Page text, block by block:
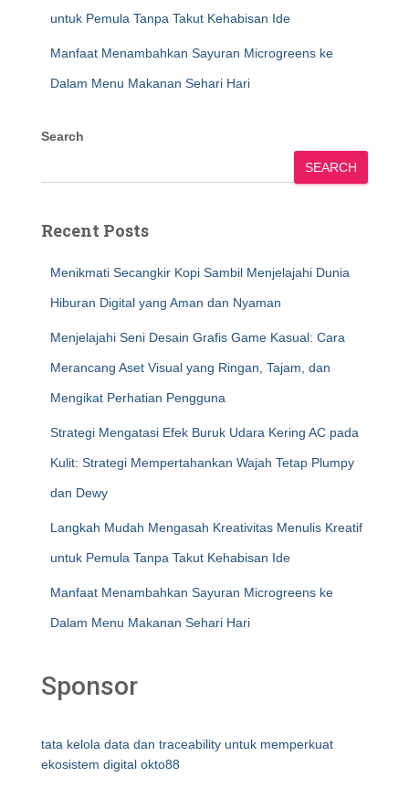
untuk Pemula Tanpa Takut Kehabisan Ide
Manfaat Menambahkan Sayuran Microgreens ke
Dalam Menu Makanan Sehari Hari
Search
SEARCH
Recent Posts
Menikmati Secangkir Kopi Sambil Menjelajahi Dunia
Hiburan Digital yang Aman dan Nyaman
Menjelajahi Seni Desain Grafis Game Kasual: Cara
Merancang Aset Visual yang Ringan, Tajam, dan
Mengikat Perhatian Pengguna
Strategi Mengatasi Efek Buruk Udara Kering AC pada
Kulit: Strategi Mempertahankan Wajah Tetap Plumpy
dan Dewy
Langkah Mudah Mengasah Kreativitas Menulis Kreatif
untuk Pemula Tanpa Takut Kehabisan Ide
Manfaat Menambahkan Sayuran Microgreens ke
Dalam Menu Makanan Sehari Hari
Sponsor
tata kelola data dan traceability untuk memperkuat
ekosistem digital okto88